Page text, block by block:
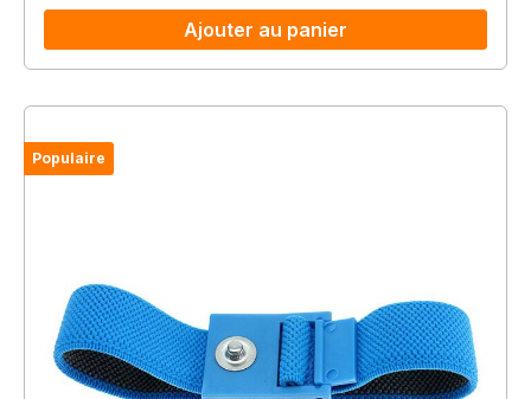
Ajouter au panier
Populaire